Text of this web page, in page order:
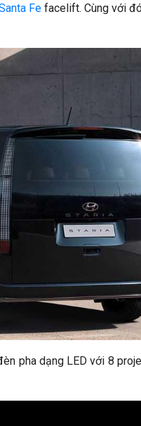
Fefacelift. Cùng với
pha dạng LED với 8